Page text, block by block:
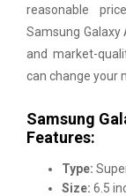
reasonable
Samsung Galaxy
and market-
can change your
Samsung
Features:
Type:
Size: 6.5